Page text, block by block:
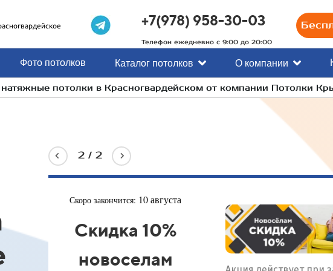
+7(978) 958-30-03
Телефон ежедневно с 9:00 до 20:00
Фото потолков Каталог потолков О компании
потолки в Красногвардейском от компании Потолки
2/ 2
Скоро закончится: 12 августа
Скидка 10%
пенсионерам